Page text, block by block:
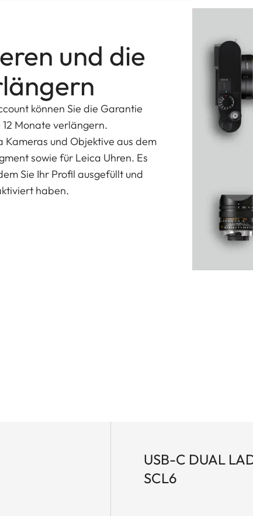
und die
können Sie die Garantie
Monate verlängern.
und Objektive aus dem
sowie für Leica Uhren. Es
Sie Ihr Profil ausgefüllt und
haben.
USB-C DUAL
SCL6